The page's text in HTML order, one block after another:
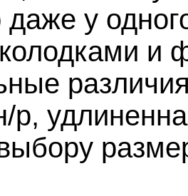
у
и
р,